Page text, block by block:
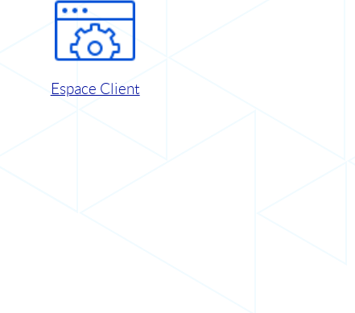
Espace Client